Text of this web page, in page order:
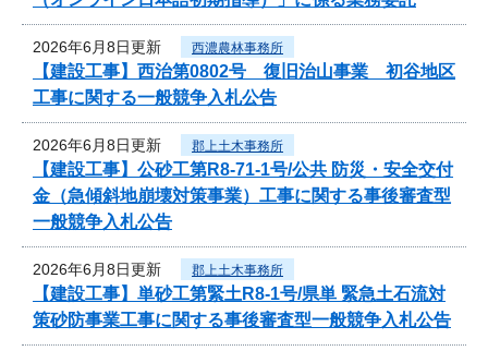
2026年6月8日更新 西濃農林事務所
【建設工事】西治第0802号 復旧治山事業 初谷地区
工事に関する一般競争入札公告
2026年6月8日更新 郡上土木事務所
【建設工事】公砂工第R8-71-1号/公共 防災・安全交付
金（急傾斜地崩壊対策事業）工事に関する事後審査型
一般競争入札公告
2026年6月8日更新 郡上土木事務所
【建設工事】単砂工第緊土R8-1号/県単 緊急土石流対
策砂防事業工事に関する事後審査型一般競争入札公告